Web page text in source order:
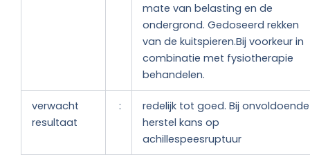
mate van belasting en de
ondergrond. Gedoseerd rekken
van de kuitspieren.Bij voorkeur in
combinatie met fysiotherapie
behandelen.
verwacht
resultaat
:
redelijk tot goed. Bij onvoldoende
herstel kans op
achillespeesruptuur